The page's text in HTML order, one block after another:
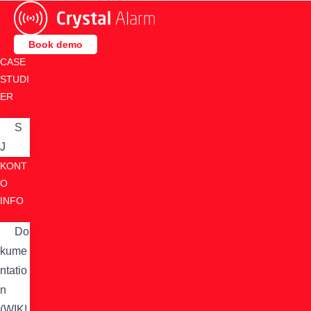
Skip
contentBook demo
CASE
STUDI
ER
S
J
KONT
O
INFO
Do
kume
ntatio
n